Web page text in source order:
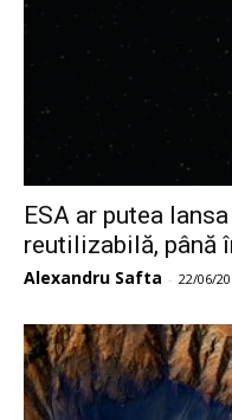
ESA ar putea
reutilizabilă, până
Alexandru Safta - 22/06/